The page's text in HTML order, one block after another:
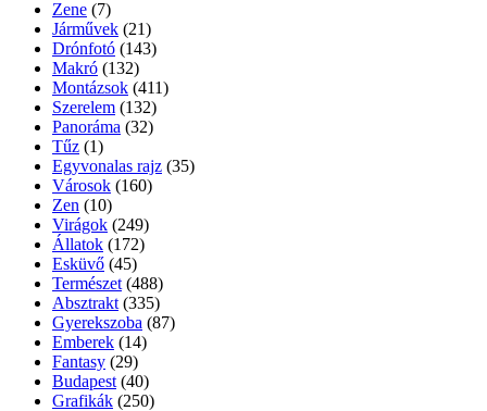
Zene (7)
Járművek (21)
Drónfotó (143)
Makró (132)
Montázsok (411)
Szerelem (132)
Panoráma (32)
Tűz (1)
Egyvonalas rajz (35)
Városok (160)
Zen (10)
Virágok (249)
Állatok (172)
Esküvő (45)
Természet (488)
Absztrakt (335)
Gyerekszoba (87)
Emberek (14)
Fantasy (29)
Budapest (40)
Grafikák (250)